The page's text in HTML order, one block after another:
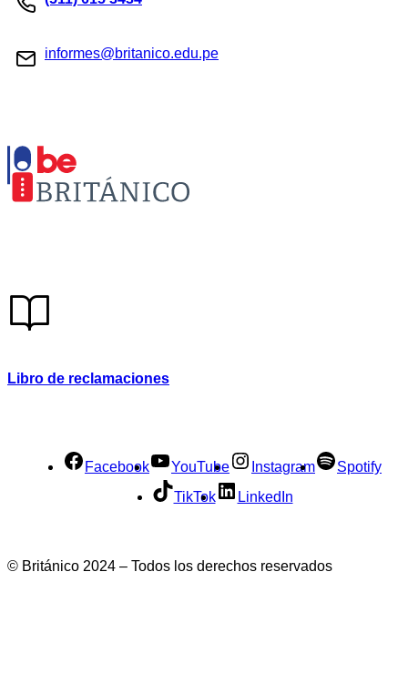
informes@britanico.edu.pe
Libro de reclamaciones
Facebook YouTube Instagram
Spotify
TikTok
LinkedIn
© Británico 2024 – Todos los derechos reservados